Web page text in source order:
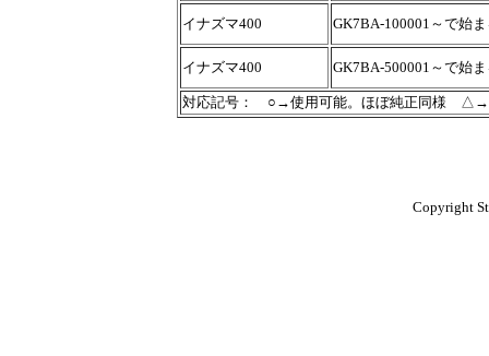
イナズマ400 GK7BA-100001～で始
イナズマ400 GK7BA-500001～で始
対応記号： ○→使用可能。ほぼ純正同様
Copyright